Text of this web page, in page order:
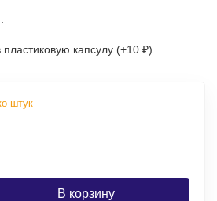
капсулу (+10 ₽)
штук
В корзину